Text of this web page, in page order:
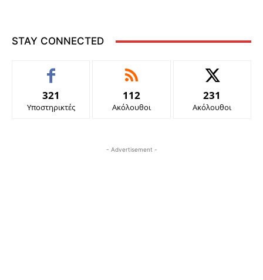
STAY CONNECTED
321
Υποστηρικτές
112
Ακόλουθοι
231
Ακόλουθοι
- Advertisement -